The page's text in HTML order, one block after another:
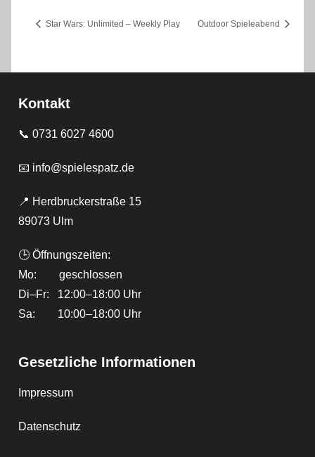
Star Wars: Unlimited – Weekly Play Outdoor Spieleabend
Kontakt
📞 0731 6027 4600
📧 info@spielespatz.de
📍 Herdbruckerstraße 15
89073 Ulm
🕒 Öffnungszeiten:
Mo: geschlossen
Di–Fr: 12:00–18:00 Uhr
Sa: 10:00–18:00 Uhr
Gesetzliche Informationen
Impressum
Datenschutz